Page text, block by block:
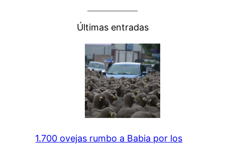
Últimas entradas
1.700 ovejas rumbo a Babia por los